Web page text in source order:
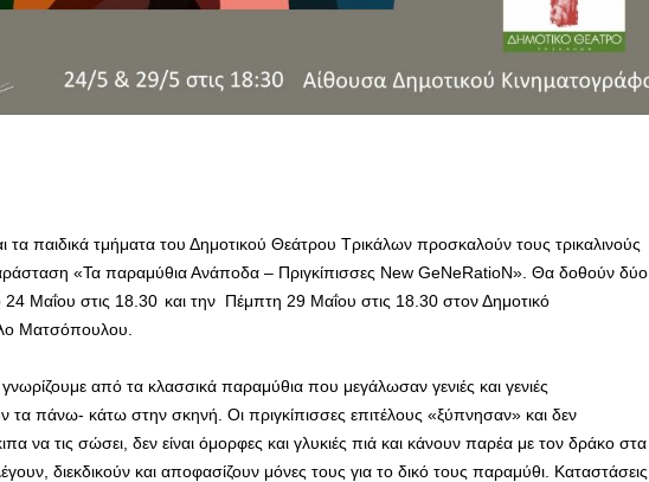
τα παιδικά τμήματα του Δημοτικού Θεάτρου Τρικάλων προσκαλούν τους τρικαλινούς
«Τα παραμύθια Ανάποδα – Πριγκίπισσες New GeNeRatioN». Θα δοθούν δύο
Μαΐου στις 18.30 και την Πέμπτη 29 Μαΐου στις 18.30 στον Δημοτικό
Ματσόπουλου.
από τα κλασσικά παραμύθια που μεγάλωσαν γενιές και γενιές
τα πάνω- κάτω στην σκηνή. Oι πριγκίπισσες επιτέλους «ξύπνησαν» και δεν
να τις σώσει, δεν είναι όμορφες και γλυκιές πιά και κάνουν παρέα με τον δράκο στα
διεκδικούν και αποφασίζουν μόνες τους για το δικό τους παραμύθι. Καταστάσεις